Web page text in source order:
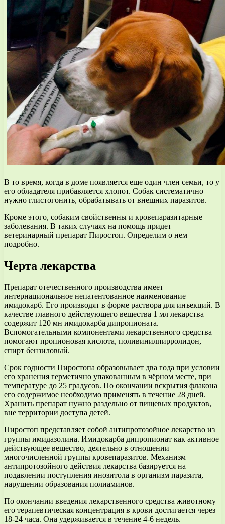
В то время, когда в доме появляется еще один член семьи, то у
его обладателя прибавляется хлопот. Собак систематично
нужно глистогонить, обрабатывать от внешних паразитов.
Кроме этого, собаким свойственны и кровепаразитарные
заболевания. В таких случаях на помощь придет
ветеринарный препарат Пиростоп. Определим о нем
подробно.
Черта лекарства
Препарат отечественного производства имеет
интернациональное непатентованное наименование
имидокарб. Его производят в форме раствора для инъекций. В
качестве главного действующего вещества 1 мл лекарства
содержит 120 мн имидокарба дипропионата.
Вспомогательными компонентами лекарственного средства
помогают пропионовая кислота, поливинилпирролидон,
спирт бензиловый.
Срок годности Пиростопа образовывает два года при условии
его хранения герметично упакованным в чёрном месте, при
температуре до 25 градусов. По окончании вскрытия флакона
его содержимое необходимо применять в течение 28 дней.
Хранить препарат нужно раздельно от пищевых продуктов,
вне территории доступа детей.
Пиростоп представляет собой антипротозойное лекарство из
группы имидазолина. Имидокарба дипропионат как активное
действующее вещество, деятельно в отношении
многочисленной группы кровепаразитов. Механизм
антипротозойного действия лекарства базируется на
подавлении поступления инозитола в организм паразита,
нарушении образования полиаминов.
По окончании введения лекарственного средства животному
его терапевтическая концентрация в крови достигается через
18-24 часа. Она удерживается в течение 4-6 недель.